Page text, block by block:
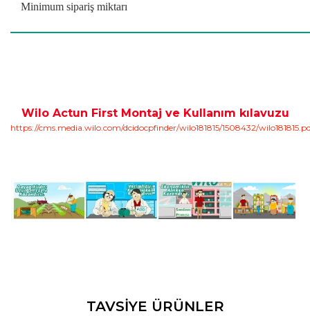
Minimum sipariş miktarı
Wilo Actun First Montaj ve Kullanım kılavuzu
https://cms.media.wilo.com/dcidocpfinder/wilo181815/1508432/
Bu ürünün fiyat bilgisi, resim, ürün açıklamalarında ve diğer
TAVSİYE ÜRÜNLER